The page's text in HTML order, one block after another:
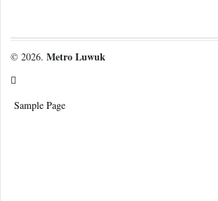
© 2026. Metro Luwuk
Sample Page